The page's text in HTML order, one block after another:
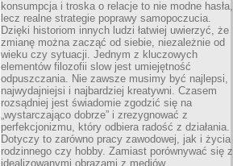
konsumpcja i troska o relacje to nie modne hasła,
lecz realne strategie poprawy samopoczucia.
Dzięki historiom innych ludzi łatwiej uwierzyć, że
zmianę można zacząć od siebie, niezależnie od
wieku czy sytuacji. Jednym z kluczowych
elementów filozofii slow jest umiejętność
odpuszczania. Nie zawsze musimy być najlepsi,
najwydajniejsi i najbardziej kreatywni. Czasem
rozsądniej jest świadomie zgodzić się na
„wystarczająco dobrze” i zrezygnować z
perfekcjonizmu, który odbiera radość z działania.
Dotyczy to zarówno pracy zawodowej, jak i życia
rodzinnego czy hobby. Zamiast porównywać się z
idealizowanymi obrazami z mediów